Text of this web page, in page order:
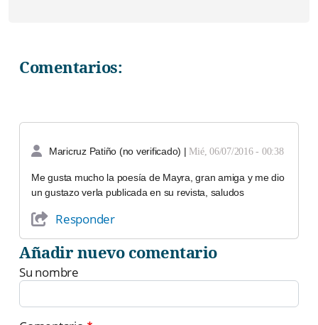
Comentarios:
Maricruz Patiño (no verificado) | Mié, 06/07/2016 - 00:38
Me gusta mucho la poesía de Mayra, gran amiga y me dio
un gustazo verla publicada en su revista, saludos
Responder
Añadir nuevo comentario
Su nombre